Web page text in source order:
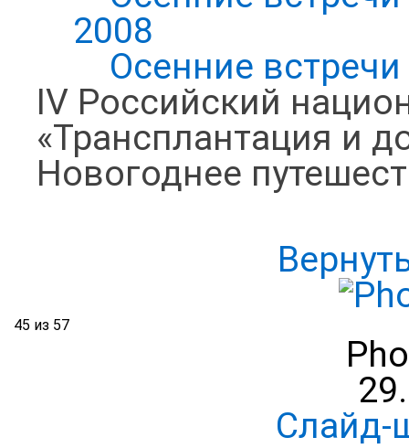
2008
Осенние
IV Российский
«Трансплантация и
Новогоднее
45 из 57
Слайд-